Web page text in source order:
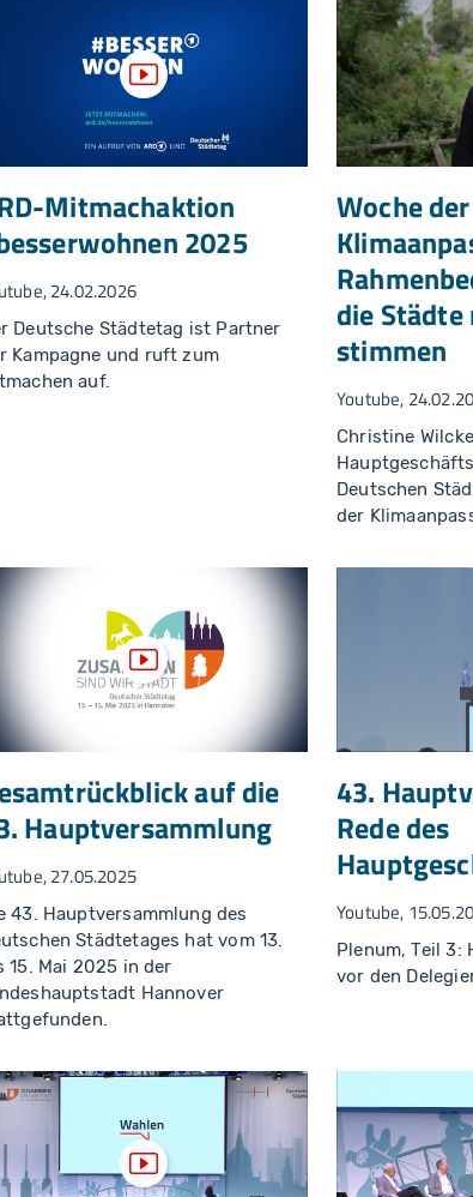
Video anzeigen
Mitmachaktion
2025
24.02.2026
Deutsche Städtetag ist Partner
Kampagne und ruft zum
auf.
Woche der
die Städte
stimmen
Youtube,
Christine
Deutschen
der
Video anzeigen
auf die
Hauptversammlung
27.05.2025
43. Hauptversammlung des
Städtetages hat vom 13.
15. Mai 2025 in der
Hannover
43.
Rede des
Youtube,
Plenum, Teil 3:
vor den
Video anzeigen